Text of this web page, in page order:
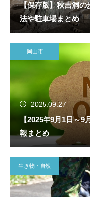
【保存版】秋吉洞の
法や駐車場まとめ
岡山市
2025.09.27
【2025年9月1日～
報まとめ
生き物・自然